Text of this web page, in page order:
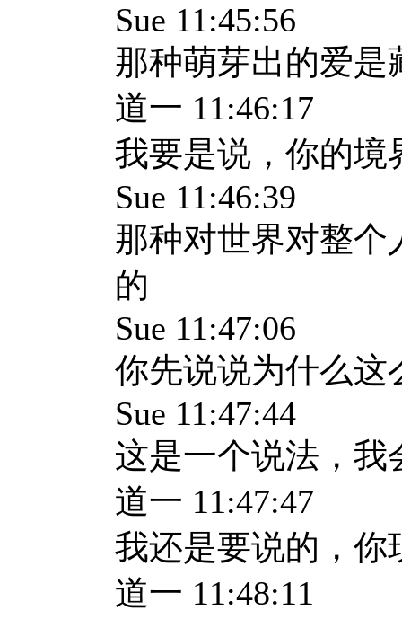
Sue 11:45:56
那种萌芽出的爱是
道一 11:46:17
我要是说，你的境
Sue 11:46:39
那种对世界对整个
的
Sue 11:47:06
你先说说为什么这
Sue 11:47:44
这是一个说法，我
道一 11:47:47
我还是要说的，你
道一 11:48:11